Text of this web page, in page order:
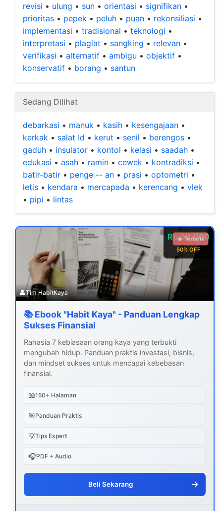
revisi • ulung • sun • orientasi • signifikan •
prioritas • pepek • peluh • puan • rekonsiliasi •
implementasi • tradisional • teknologi •
interpretasi • plagiat • sangking • relevan •
verifikasi • alternatif • ambigu • objektif •
konservatif • borang • santun
Sedang Dilihat
debarkasi • manuk • kasih • kesengajaan •
kerkak • salat Id • kerut • senil • berengos •
gaduh • insulator • kontol • kelasi • saadah •
edukasi • asah • ramin • cewek • kontradiksi •
batir-batir • penge -- an • prasi • optometri •
letis • kendara • mercapada • kerencang • vlek
• pipi • lintas
Rp 99.000
50% OFF
🔥 Terlaris
👤Tim HabitKaya
📚 Ebook "Habit Kaya" - Panduan Lengkap
Sukses Finansial
Rahasia 7 kebiasaan orang kaya yang terbukti
mengubah hidup. Panduan praktis investasi, bisnis,
dan mindset sukses untuk mencapai kebebasan
finansial.
📖150+ Halaman
🎯Panduan Praktis
💡Tips Expert
🎧PDF + Audio
Beli Sekarang →